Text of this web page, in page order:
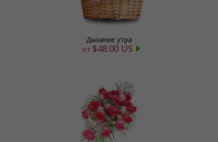
Дыхание утра
от $48.00 US